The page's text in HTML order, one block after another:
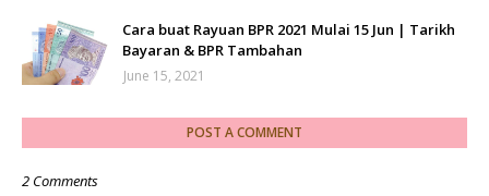
Cara buat Rayuan BPR 2021 Mulai 15 Jun | Tarikh
Bayaran & BPR Tambahan
June 15, 2021
POST A COMMENT
2 Comments